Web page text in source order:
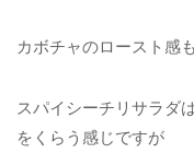
カボチャのロースト感
スパイシーチリサラダ
をくらう感じですが